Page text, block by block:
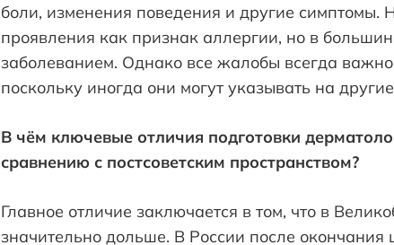
боли, изменения поведения и другие симптомы.
проявления как признак аллергии, но в
заболеванием. Однако все жалобы всегда
поскольку иногда они могут указывать на
В чём ключевые отличия подготовки
сравнению с постсоветским пространством?
Главное отличие заключается в том, что в
значительно дольше. В России после окончания